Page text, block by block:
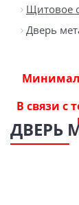
Щитовое
Дверь
В связи с
ДВЕРЬ